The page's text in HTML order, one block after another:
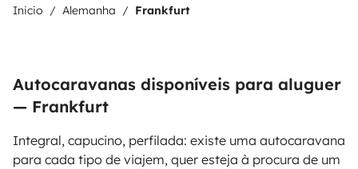
Inicio Alemanha Frankfurt
Autocaravanas disponíveis para aluguer
— Frankfurt
Integral, capucino, perfilada: existe uma autocaravana
para cada tipo de viajem, quer esteja à procura de um